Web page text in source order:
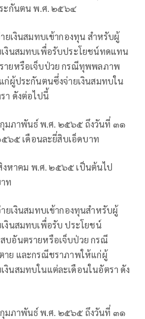
ะกันตน พ.ศ. ๒๕๖๔
ยเงินสมทบเข้ากองทุน สำหรับผู้
งินสมทบเพื่อรับประโยชน์ทดแทน
ายหรือเจ็บป่วย กรณีทุพพลภาพ
ก่ผู้ประกันตนซึ่งจ่ายเงินสมทบใน
า ดังต่อไปนี้
มภาพันธ์ พ.ศ. ๒๕๖๕ ถึงวันที่ ๓๑
๖๕ เดือนละยี่สิบเอ็ดบาท
งหาคม พ.ศ. ๒๕๖๕ เป็นต้นไป
ท
ยเงินสมทบเข้ากองทุนสำหรับผู้
งินสมทบเพื่อรับ ประโยชน์
บอันตรายหรือเจ็บป่วย กรณี
ย และกรณีชราภาพให้แก่ผู้
งินสมทบในแต่ละเดือนในอัตรา ดัง
มภาพันธ์ พ.ศ. ๒๕๖๕ ถึงวันที่ ๓๑